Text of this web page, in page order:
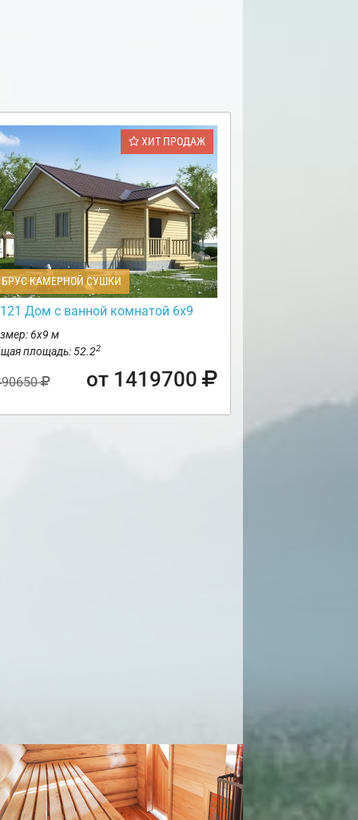
ХИТ ПРОДАЖ
КАМЕРНОЙ СУШКИ
Дом с ванной комнатой 6х9
6х9 м
площадь: 52.22
от 1419700